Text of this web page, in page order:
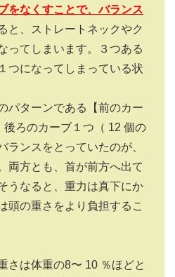
をなくすことで、バランス
と、ストレートネックやク
ってしまいます。３つある
つになってしまっている状
パターンである【前のカー
後ろのカーブ１つ（ 12 個の
ランスをとっていたのが、
両方とも、首が前方へ出て
うなると、重力は真下にか
頭の重さをより負担するこ
さは体重の8〜 10 ％ほどと